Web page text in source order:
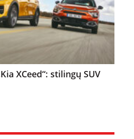
XCeed“: stilingų SUV